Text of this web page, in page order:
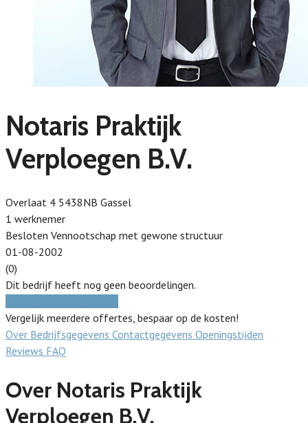
Notaris Praktijk
Verploegen B.V.
Overlaat 4 5438NB Gassel
1 werknemer
Besloten Vennootschap met gewone structuur
01-08-2002
(0)
Dit bedrijf heeft nog geen beoordelingen.
Vergelijk meerdere offertes, bespaar op de kosten!
Over Bedrijfsgegevens Contactgegevens Openingstijden
Reviews FAQ
Over Notaris Praktijk
Verploegen B.V.